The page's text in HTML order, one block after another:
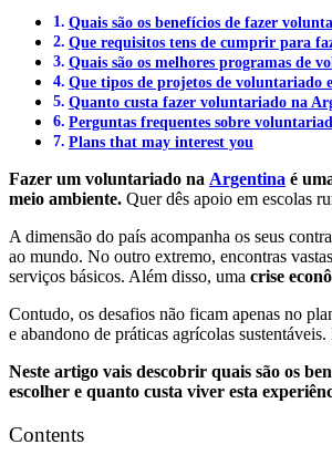
Quais são os benefícios de fazer
Que requisitos tens de cumprir para
Quais são os melhores programas de
Que tipos de projetos de voluntariado
Quanto custa fazer voluntariado na
Perguntas frequentes sobre
Plans that may interest you
Fazer um voluntariado na Argentina é
meio ambiente. Quer dês apoio em escolas
A dimensão do país acompanha os seus
ao mundo. No outro extremo, encontras
serviços básicos. Além disso, uma crise
Contudo, os desafios não ficam apenas no
e abandono de práticas agrícolas
Neste artigo vais descobrir quais são os
escolher e quanto custa viver esta
Contents